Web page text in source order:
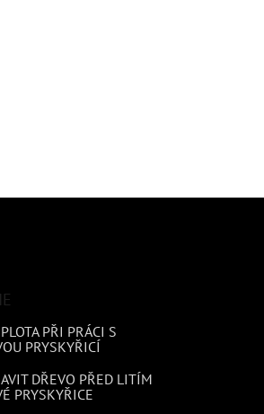
PŘI PRÁCI S
PRYSKYŘICÍ
DŘEVO PŘED LITÍM
PRYSKYŘICE